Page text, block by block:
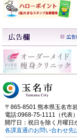
〒865-8501 熊本県玉名市
電話:0968-75-1111（代表）
開庁日：祝日を除く月曜日
各課直通のお問い合わせ先